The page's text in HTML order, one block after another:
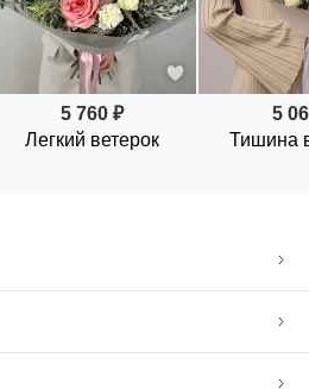
5 760 ₽
Легкий ветерок
5
Тишина